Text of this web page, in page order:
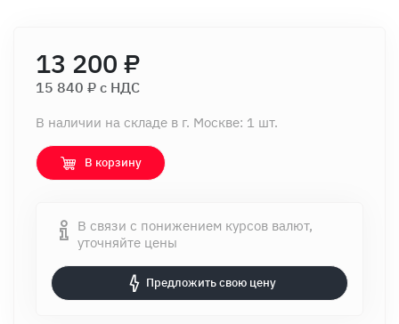
13 200 ₽
15 840 ₽ c НДС
В наличии на складе в г. Москве: 1 шт.
В корзину
В связи с понижением курсов валют,
уточняйте цены
Предложить свою цену